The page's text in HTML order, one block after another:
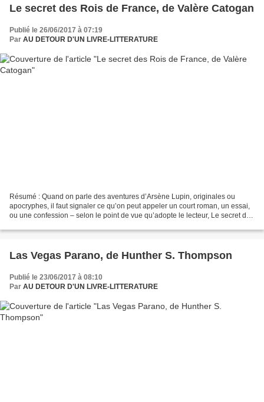
Le secret des Rois de France, de Valère Catogan
Publié le 26/06/2017 à 07:19
Par AU DETOUR D'UN LIVRE-LITTERATURE
Résumé : Quand on parle des aventures d’Arsène Lupin, originales ou
apocryphes, il faut signaler ce qu’on peut appeler un court roman, un essai,
ou une confession – selon le point de vue qu’adopte le lecteur, Le secret des
Las Vegas Parano, de Hunther S. Thompson
Publié le 23/06/2017 à 08:10
Par AU DETOUR D'UN LIVRE-LITTERATURE